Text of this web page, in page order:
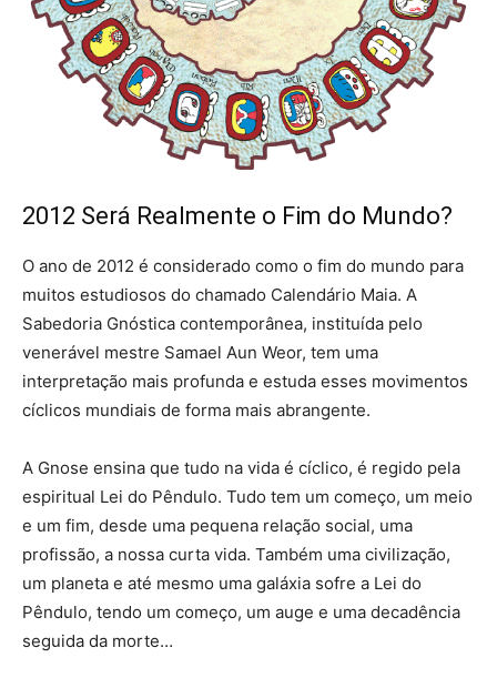
2012 Será Realmente o Fim do Mundo?
O ano de 2012 é considerado como o fim do mundo para
muitos estudiosos do chamado Calendário Maia. A
Sabedoria Gnóstica contemporânea, instituída pelo
venerável mestre Samael Aun Weor, tem uma
interpretação mais profunda e estuda esses movimentos
cíclicos mundiais de forma mais abrangente.
A Gnose ensina que tudo na vida é cíclico, é regido pela
espiritual Lei do Pêndulo. Tudo tem um começo, um meio
e um fim, desde uma pequena relação social, uma
profissão, a nossa curta vida. Também uma civilização,
um planeta e até mesmo uma galáxia sofre a Lei do
Pêndulo, tendo um começo, um auge e uma decadência
seguida da morte…